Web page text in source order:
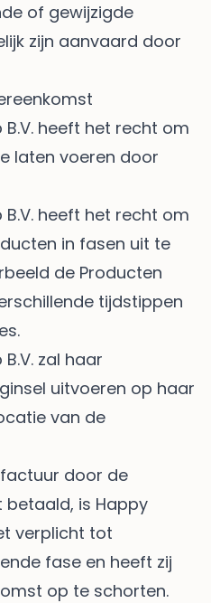
of gewijzigde
zijn aanvaard door
heeft het recht om
laten voeren door
heeft het recht om
in fasen uit te
de Producten
tijdstippen
zal haar
uitvoeren op haar
van de
door de
is Happy
verplicht tot
fase en heeft zij
op te schorten.